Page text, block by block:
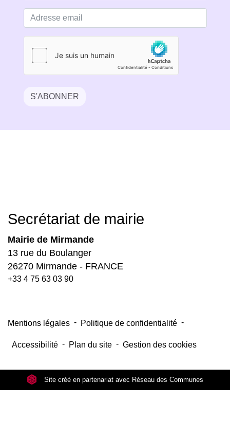
S'ABONNER
Secrétariat de mairie
Mairie de Mirmande
13 rue du Boulanger
26270 Mirmande - FRANCE
+33 4 75 63 03 90
Mentions légales - Politique de confidentialité -
Accessibilité - Plan du site - Gestion des cookies
Site créé en partenariat avec Réseau des Communes